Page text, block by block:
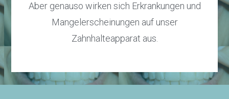
Aber genauso wirken sich Erkrankungen und
Mangelerscheinungen auf unser
Zahnhalteapparat aus.